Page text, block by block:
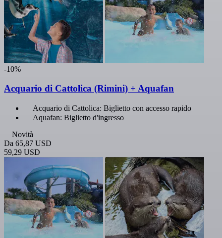
-10%
Acquario di Cattolica (Rimini) + Aquafan
Acquario di Cattolica: Biglietto con accesso rapido
Aquafan: Biglietto d'ingresso
Novità
Da 65,87 USD
59,29 USD